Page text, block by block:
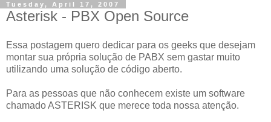
Tuesday, April 17, 2007
Asterisk - PBX Open Source
Essa postagem quero dedicar para os geeks que desejam
montar sua própria solução de PABX sem gastar muito
utilizando uma solução de código aberto.
Para as pessoas que não conhecem existe um software
chamado ASTERISK que merece toda nossa atenção.